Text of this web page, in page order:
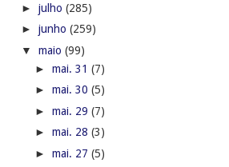
► julho (285)
► junho (259)
▼ maio (99)
► mai. 31 (7)
► mai. 30 (5)
► mai. 29 (7)
► mai. 28 (3)
► mai. 27 (5)